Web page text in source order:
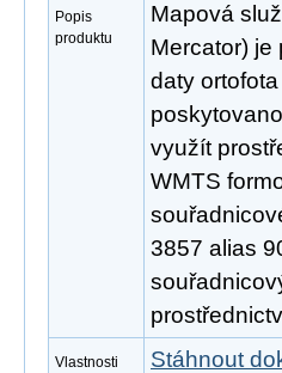
Popis
produktu
Mapová
Mercator)
daty
využít
WMTS
3857 alias
Vlastnosti
Stáhnout